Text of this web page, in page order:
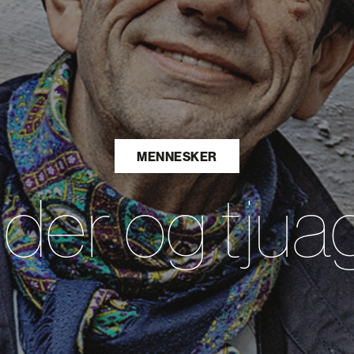
MENNESKER
og